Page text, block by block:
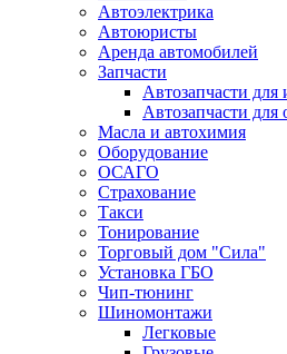
Автоэлектрика
Автоюристы
Аренда автомобилей
Запчасти
Автозапчасти для
Автозапчасти для
Масла и автохимия
Оборудование
ОСАГО
Страхование
Такси
Тонирование
Торговый дом "Сила"
Установка ГБО
Чип-тюнинг
Шиномонтажи
Легковые